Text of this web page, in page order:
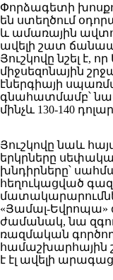
Փորձագետի
են ստեղծում
և ամառային
ավելի շատ
Յուշկովը նշել է,
միջսեզոնային
էներգիայի
գնահատմամբ՝
մինչև 130-140
Յուշկովը նաև
երկրները
խնդիրները՝
հեղուկացված
«Յամալ-Եվրոպա»
ժամանակ, նա
ռազմական
համաշխարհային
է էլ ավելի